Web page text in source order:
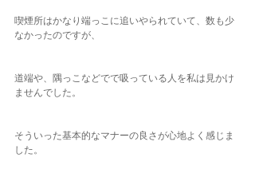
喫煙所はかなり端っこに追いやられていて、数も少
なかったのですが、
道端や、隅っこなどでで吸っている人を私は見かけ
ませんでした。
そういった基本的なマナーの良さが心地よく感じま
した。